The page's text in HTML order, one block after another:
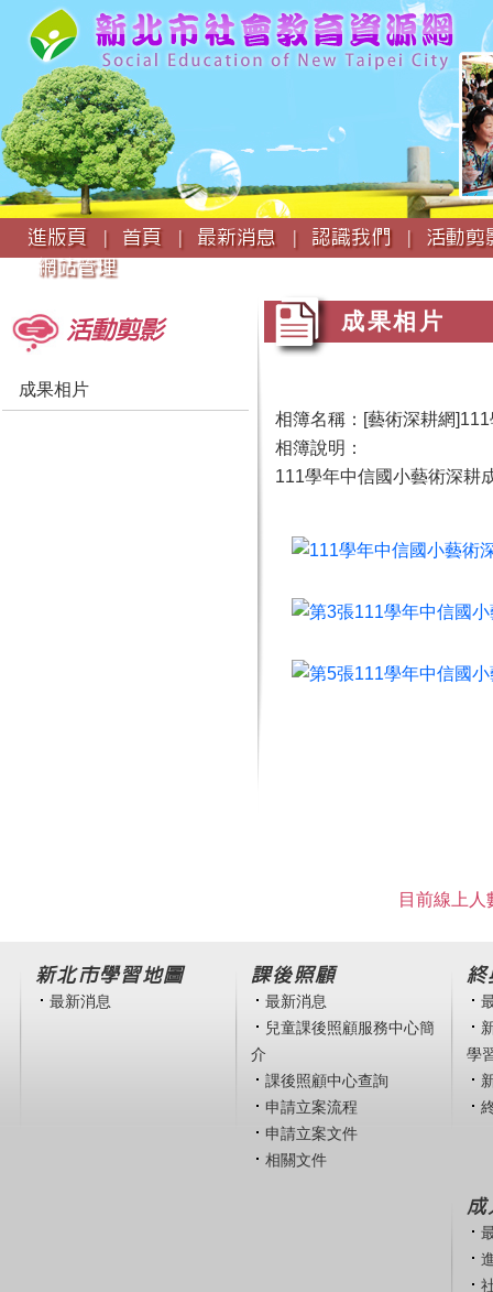
:::
進版頁 |
首頁 | 最新消息 | 認識我們 |
活動
網站管理
活動剪影
成果相片
成果相片
相簿名稱：[藝術深耕網
相簿說明：
111學年中信國小藝術深耕
目前線上
新北市學習地圖
最新消息
課後照顧
最新消息
兒童課後照顧服務中心簡
介
課後照顧中心查詢
申請立案流程
申請立案文件
相關文件
終
學